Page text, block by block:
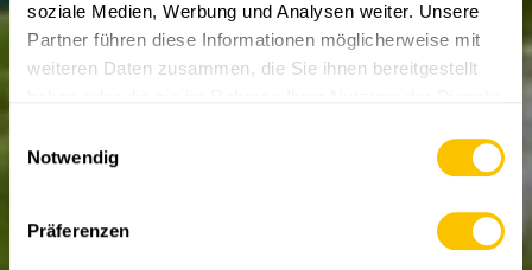
soziale Medien, Werbung und Analysen weiter. Unsere
Partner führen diese Informationen möglicherweise mit
weiteren Daten zusammen, die Sie ihnen bereitgestellt
Notwendig
Präferenzen
WANDERREPORTAGEN ABO
Eine Heimat für
Neben kernigen Aufstiegen und weitreichenden
Buntes. In Kilcherberg gibt es Wiesen zu entdecken,
die so artenreich sind wie sonst kaum irgendwo.